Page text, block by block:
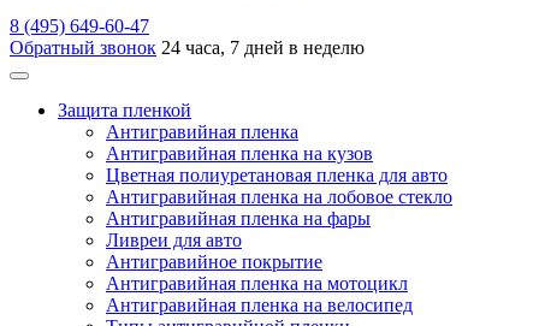
8 (495) 649-60-47
Обратный звонок 24 часа, 7 дней в неделю
Защита пленкой
Антигравийная пленка
Антигравийная пленка на кузов
Цветная полиуретановая пленка для авто
Антигравийная пленка на лобовое стекло
Антигравийная пленка на фары
Ливреи для авто
Антигравийное покрытие
Антигравийная пленка на мотоцикл
Антигравийная пленка на велосипед